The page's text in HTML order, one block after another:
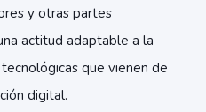
y otras partes
actitud adaptable a la
que vienen de
digital.